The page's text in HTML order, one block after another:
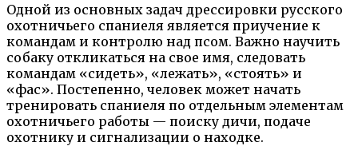
Одной из основных задач дрессировки русского
охотничьего спаниеля является приучение к
командам и контролю над псом. Важно научить
собаку откликаться на свое имя, следовать
командам «сидеть», «лежать», «стоять» и
«фас». Постепенно, человек может начать
тренировать спаниеля по отдельным элементам
охотничьего работы — поиску дичи, подаче
охотнику и сигнализации о находке.